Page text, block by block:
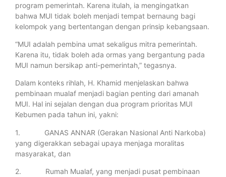
program pemerintah. Karena itulah, ia mengingatkan
bahwa MUI tidak boleh menjadi tempat bernaung bagi
kelompok yang bertentangan dengan prinsip kebangsaan.
“MUI adalah pembina umat sekaligus mitra pemerintah.
Karena itu, tidak boleh ada ormas yang bergantung pada
MUI namun bersikap anti-pemerintah,” tegasnya.
Dalam konteks rihlah, H. Khamid menjelaskan bahwa
pembinaan mualaf menjadi bagian penting dari amanah
MUI. Hal ini sejalan dengan dua program prioritas MUI
Kebumen pada tahun ini, yakni:
1. GANAS ANNAR (Gerakan Nasional Anti Narkoba)
yang digerakkan sebagai upaya menjaga moralitas
masyarakat, dan
2. Rumah Mualaf, yang menjadi pusat pembinaan